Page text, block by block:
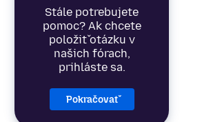
Stále potrebujete
pomoc? Ak chcete
položiť otázku v
našich fórach,
prihláste sa.
Pokračovať